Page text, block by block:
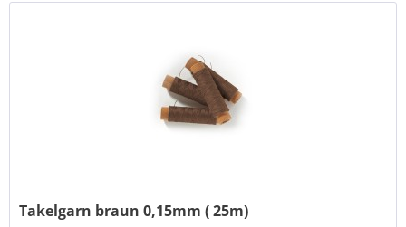
Takelgarn braun 0,15mm ( 25m)